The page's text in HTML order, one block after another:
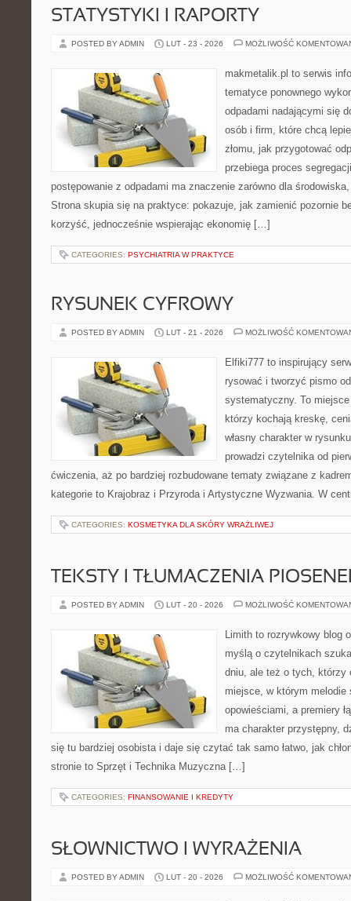
STATYSTYKI I RAPORTY
POSTED BY ADMIN LUT - 23 - 2026 MOŻLIWOŚĆ
makmetalik.pl to serwis
tematyce ponownego
odpadami nadającymi się
osób i firm, które chcą
złomu, jak przygotować
przebiega proces
postępowanie z odpadami ma znaczenie zarówno dla
Strona skupia się na praktyce: pokazuje, jak zamienić pozornie
korzyść, jednocześnie wspierając ekonomię […]
CATEGORIES: PSYCHIATRIA W PRAKTYCE
RYSUNEK CYFROWY
POSTED BY ADMIN LUT - 21 - 2026 MOŻLIWOŚĆ
Elfiki777 to inspirujący
rysować i tworzyć pismo
systematyczny. To
którzy kochają kreskę,
własny charakter w
prowadzi czytelnika od
ćwiczenia, aż po bardziej rozbudowane tematy związane z
kategorie to Krajobraz i Przyroda i Artystyczne Wyzwania. W
CATEGORIES: KOSMETYKA DLA SKÓRY WRAŻLIWEJ
TEKSTY I TŁUMACZENIA
POSTED BY ADMIN LUT - 20 - 2026 MOŻLIWOŚĆ
Limith to rozrywkowy blog
myślą o czytelnikach
dniu, ale też o tych, którzy
miejsce, w którym melodie
opowieściami, a premiery
ma charakter przystępny,
się tu bardziej osobista i daje się czytać tak samo łatwo, jak
stronie to Sprzęt i Technika Muzyczna […]
CATEGORIES: FINANSOWANIE I KREDYTY
SŁOWNICTWO I WYRAŻENIA
POSTED BY ADMIN LUT - 20 - 2026 MOŻLIWOŚĆ